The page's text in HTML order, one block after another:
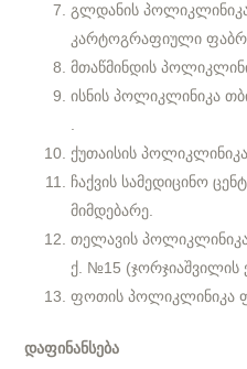
გლდანის
კარტოგრაფიული
მთაწმინდის
ისნის პოლიკლინიკა
ქუთაისის პოლიკლინიკა
ჩაქვის სამედიცინო
მიმდებარე.
თელავის
ქ. №15 (ჯორჯიაშვილის
ფოთის პოლიკლინიკა
დაფინანსება